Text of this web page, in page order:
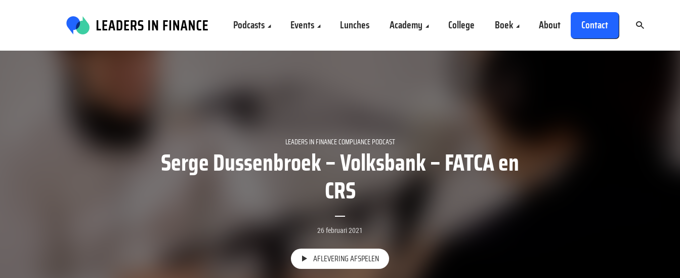
Podcasts Events Lunches Academy College Boek About Contact
LEADERS IN FINANCE COMPLIANCE PODCAST
Serge Dussenbroek – Volksbank – FATCA en
CRS
26 februari 2021
AFLEVERING AFSPELEN